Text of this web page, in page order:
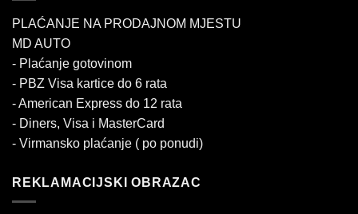
PLAĆANJE NA PRODAJNOM MJESTU
MD AUTO
- Plaćanje gotovinom
- PBZ Visa kartice do 6 rata
- American Express do 12 rata
- Diners, Visa i MasterCard
- Virmansko plaćanje ( po ponudi)
REKLAMACIJSKI OBRAZAC